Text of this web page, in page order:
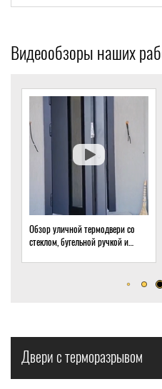
Видеообзоры наших
Обзор термодвери со стеклом и
металлореечным оформлением
Двери с терморазрывом